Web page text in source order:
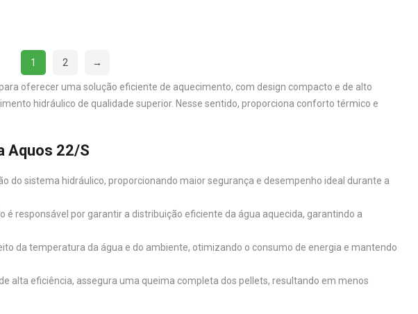
1 2 →
oferecer uma solução eficiente de aquecimento, com design compacto e de alto
hidráulico de qualidade superior. Nesse sentido, proporciona conforto térmico e
Aquos 22/S
do sistema hidráulico, proporcionando maior segurança e desempenho ideal durante a
é responsável por garantir a distribuição eficiente da água aquecida, garantindo a
da temperatura da água e do ambiente, otimizando o consumo de energia e mantendo
alta eficiência, assegura uma queima completa dos pellets, resultando em menos